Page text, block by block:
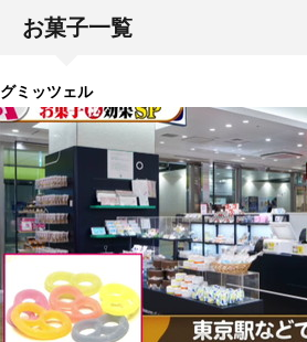
お菓子一覧
グミッツェル